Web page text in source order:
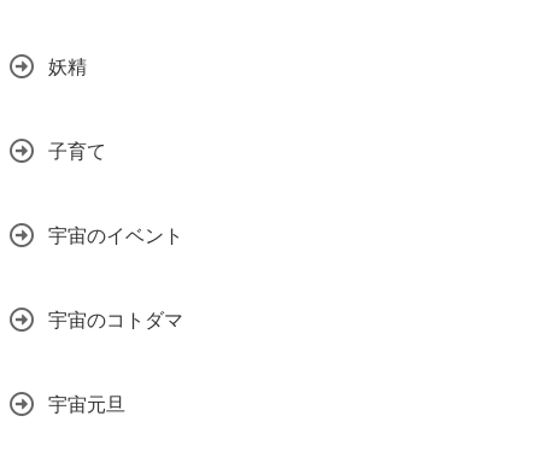
妖精
子育て
宇宙のイベント
宇宙のコトダマ
宇宙元旦